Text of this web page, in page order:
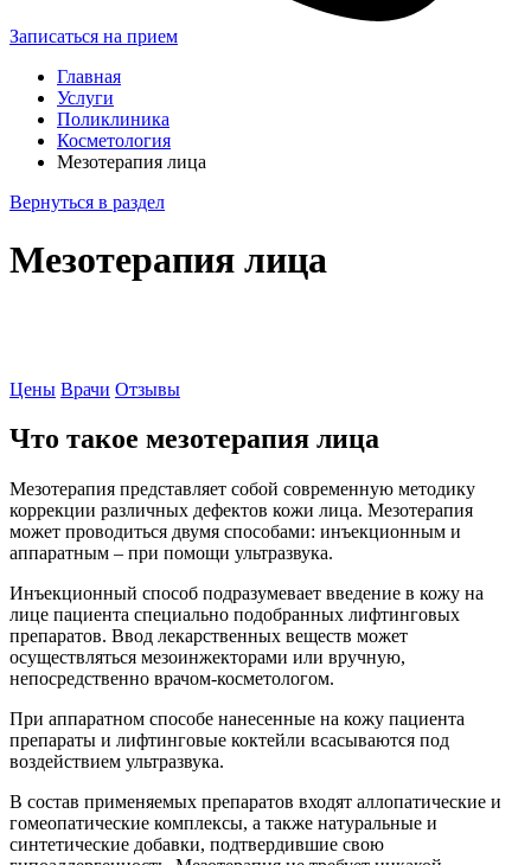
Записаться на прием
Главная
Услуги
Поликлиника
Косметология
Мезотерапия лица
Вернуться в раздел
Мезотерапия лица
Цены Врачи Отзывы
Что такое мезотерапия лица
Мезотерапия представляет собой современную методику
коррекции различных дефектов кожи лица. Мезотерапия
может проводиться двумя способами: инъекционным и
аппаратным – при помощи ультразвука.
Инъекционный способ подразумевает введение в кожу на
лице пациента специально подобранных лифтинговых
препаратов. Ввод лекарственных веществ может
осуществляться мезоинжекторами или вручную,
непосредственно врачом-косметологом.
При аппаратном способе нанесенные на кожу пациента
препараты и лифтинговые коктейли всасываются под
воздействием ультразвука.
В состав применяемых препаратов входят аллопатические и
гомеопатические комплексы, а также натуральные и
синтетические добавки, подтвердившие свою